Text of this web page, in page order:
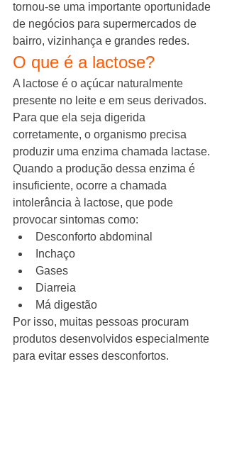
tornou-se uma importante oportunidade
de negócios para supermercados de
bairro, vizinhança e grandes redes.
O que é a lactose?
A lactose é o açúcar naturalmente
presente no leite e em seus derivados.
Para que ela seja digerida
corretamente, o organismo precisa
produzir uma enzima chamada lactase.
Quando a produção dessa enzima é
insuficiente, ocorre a chamada
intolerância à lactose, que pode
provocar sintomas como:
Desconforto abdominal
Inchaço
Gases
Diarreia
Má digestão
Por isso, muitas pessoas procuram
produtos desenvolvidos especialmente
para evitar esses desconfortos.